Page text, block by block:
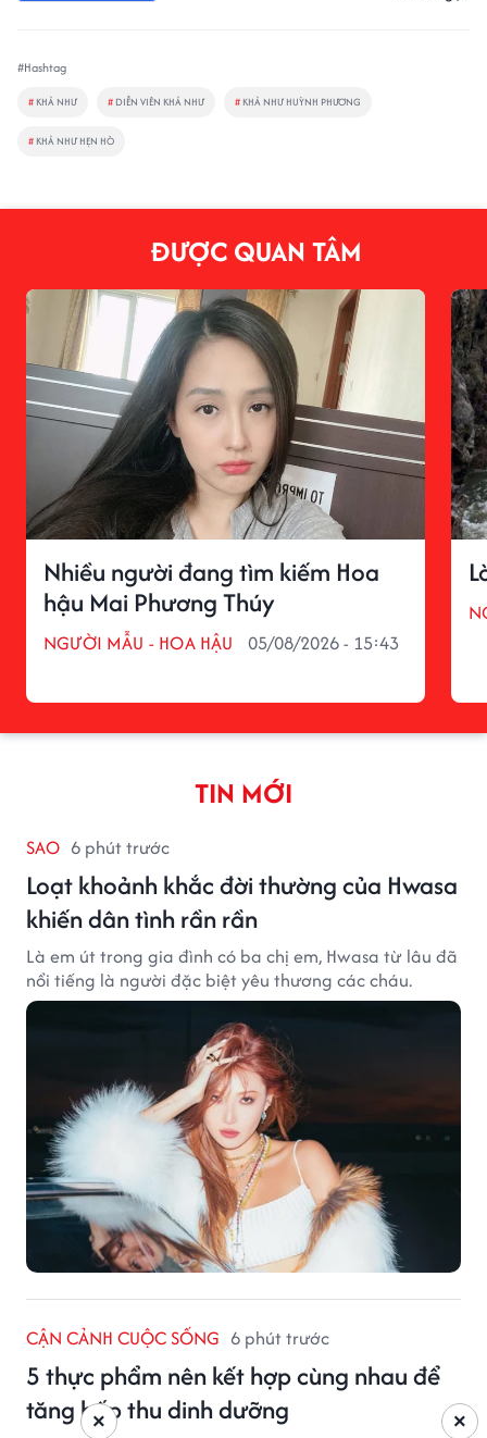
#Hashtag
# KHẢ NHƯ # DIỄN VIÊN KHẢ NHƯ # KHẢ NHƯ HUỲNH PHƯƠNG
# KHẢ NHƯ HẸN HÒ
ĐƯỢC QUAN TÂM
Nhiều người đang tìm kiếm Hoa
hậu Mai Phương Thúy
NGƯỜI MẪU - HOA HẬU 05/08/2026 - 15:43
TIN MỚI
SAO 6 phút trước
Loạt khoảnh khắc đời thường của Hwasa
khiến dân tình rần rần
Là em út trong gia đình có ba chị em, Hwasa từ lâu đã
nổi tiếng là người đặc biệt yêu thương các cháu.
CẬN CẢNH CUỘC SỐNG 6 phút trước
5 thực phẩm nên kết hợp cùng nhau để
tăng hấp thu dinh dưỡng
×
×